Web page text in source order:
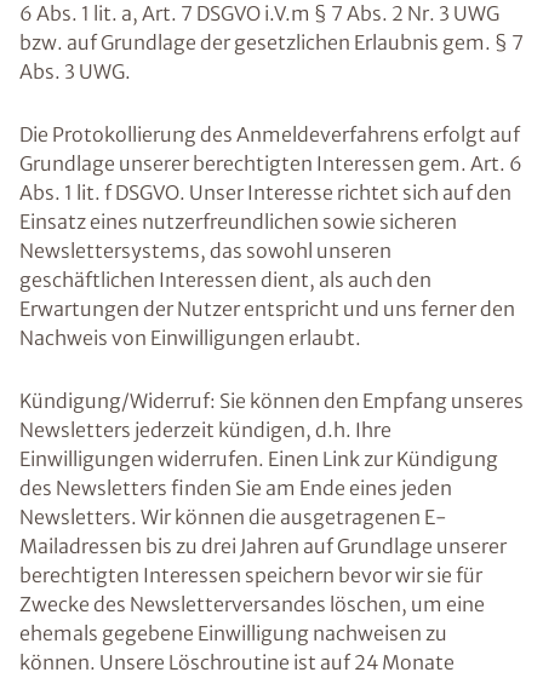
6 Abs. 1 lit. a, Art. 7 DSGVO i.V.m § 7 Abs. 2 Nr. 3 UWG
bzw. auf Grundlage der gesetzlichen Erlaubnis gem. § 7
Abs. 3 UWG.
Die Protokollierung des Anmeldeverfahrens erfolgt auf
Grundlage unserer berechtigten Interessen gem. Art. 6
Abs. 1 lit. f DSGVO. Unser Interesse richtet sich auf den
Einsatz eines nutzerfreundlichen sowie sicheren
Newslettersystems, das sowohl unseren
geschäftlichen Interessen dient, als auch den
Erwartungen der Nutzer entspricht und uns ferner den
Nachweis von Einwilligungen erlaubt.
Kündigung/Widerruf: Sie können den Empfang unseres
Newsletters jederzeit kündigen, d.h. Ihre
Einwilligungen widerrufen. Einen Link zur Kündigung
des Newsletters finden Sie am Ende eines jeden
Newsletters. Wir können die ausgetragenen E-
Mailadressen bis zu drei Jahren auf Grundlage unserer
berechtigten Interessen speichern bevor wir sie für
Zwecke des Newsletterversandes löschen, um eine
ehemals gegebene Einwilligung nachweisen zu
können. Unsere Löschroutine ist auf 24 Monate